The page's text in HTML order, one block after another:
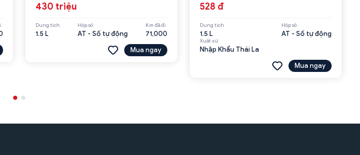
430 triệu
Dung tích
1.5 L
Hộp số
AT - Số tự động
Km đã đi
71,000
Mua ngay
528 đ
Dung tích
1.5 L
Hộp số
AT - Số tự động
Xuất xứ
Nhập Khẩu Thái La
Mua ngay